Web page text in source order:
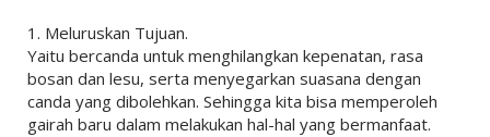
1. Meluruskan Tujuan.
Yaitu bercanda untuk menghilangkan kepenatan, rasa
bosan dan lesu, serta menyegarkan suasana dengan
canda yang dibolehkan. Sehingga kita bisa memperoleh
gairah baru dalam melakukan hal-hal yang bermanfaat.